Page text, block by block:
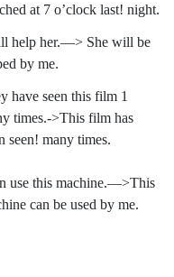
at 7 o’clock last! night.
help her.—> She will be
by me.
have seen this film 1
times.->This film has
seen! many times.
use this machine.—>This
can be used by me.